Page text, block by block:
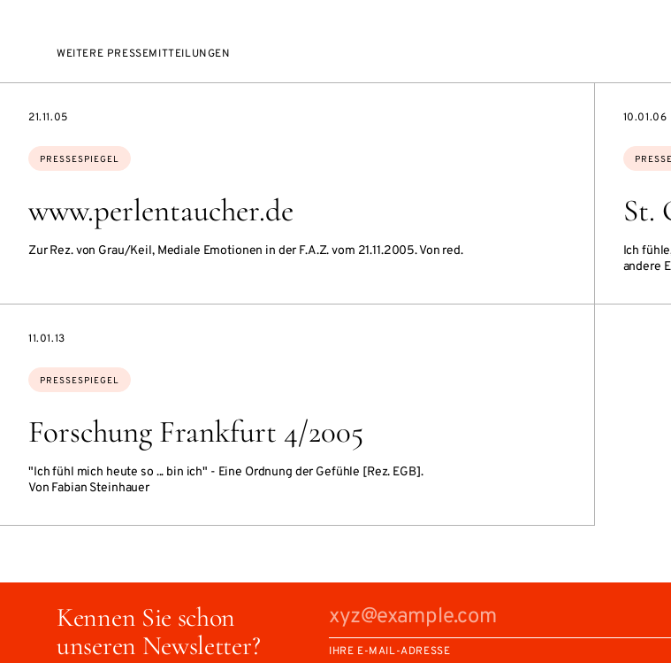
WEITERE PRESSEMITTEILUNGEN
www.perlentaucher.de
Zur Rez. von Grau/Keil, Mediale Emotionen in der F.A.Z. vom 21.11.2005. Von red.
Themen:
PRESSESPIEGEL
DATE
21.11.05
St.
Ich
andere
DATE
10.01.06
Forschung Frankfurt 4/2005
"Ich fühl mich heute so ... bin ich" - Eine Ordnung der Gefühle [Rez. EGB].
Von Fabian Steinhauer
Themen:
PRESSESPIEGEL
DATE
11.01.13
Kennen Sie schon
unseren Newsletter?
IHRE E-MAIL-ADRESSE